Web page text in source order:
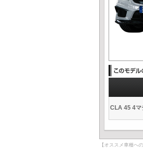
CLA 45 4マ
【オススメ車種へ